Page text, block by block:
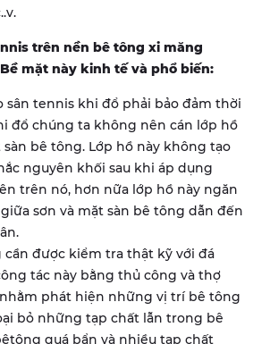
trên nền bê tông xi măng
mặt này kinh tế và phổ biến:
sân tennis khi đổ phải bảo đảm thời
đổ chúng ta không nên cán lớp hồ
bê tông. Lớp hồ này không tạo
nguyên khối sau khi áp dụng
trên nó, hơn nữa lớp hồ này ngăn
sơn và mặt sàn bê tông dẫn đến
cần được kiểm tra thật kỹ với đá
tác này bằng thủ công và thợ
phát hiện những vị trí bê tông
bỏ những tạp chất lẫn trong bê
quá bẩn và nhiều tạp chất